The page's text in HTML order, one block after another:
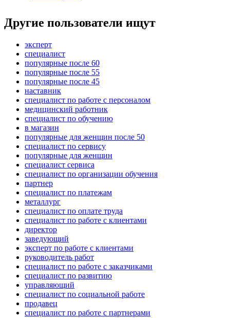
Другие пользователи ищут
эксперт
специалист
популярные после 60
популярные после 55
популярные после 45
наставник
специалист по работе с персоналом
медицинский работник
специалист по обучению
в магазин
популярные для женщин после 50
специалист по сервису
популярные для женщин
специалист сервиса
специалист по организации обучения
партнер
специалист по платежам
металлург
специалист по оплате труда
специалист по работе с клиентами
директор
заведующий
эксперт по работе с клиентами
руководитель работ
специалист по работе с заказчиками
специалист по развитию
управляющий
специалист по социальной работе
продавец
специалист по работе с партнерами